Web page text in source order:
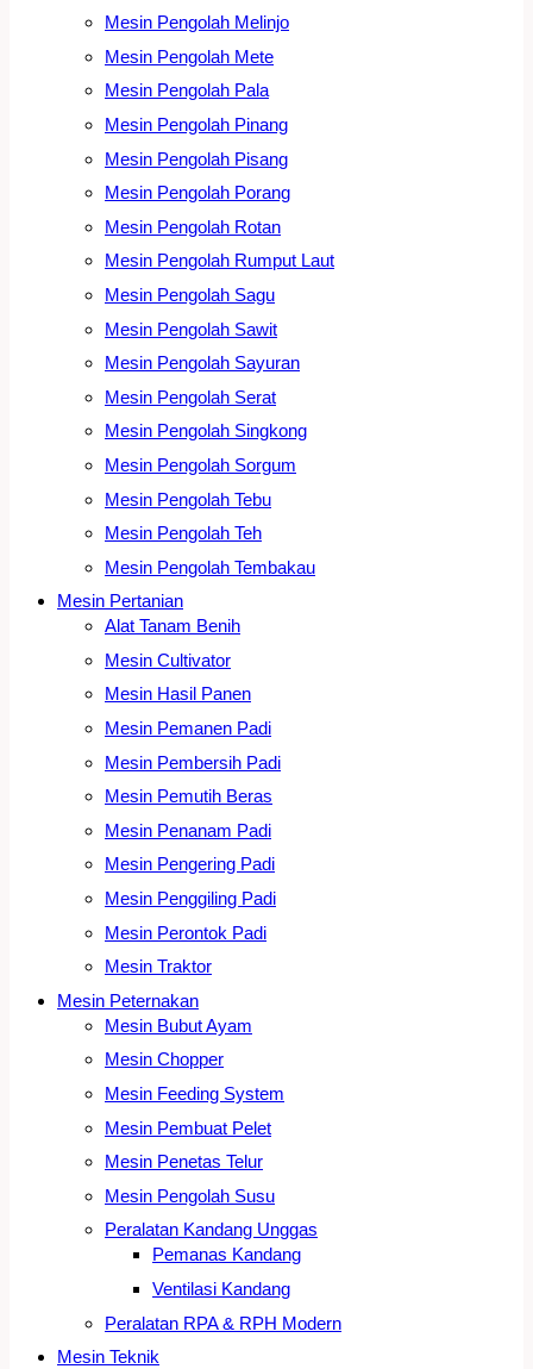
Mesin Pengolah Melinjo
Mesin Pengolah Mete
Mesin Pengolah Pala
Mesin Pengolah Pinang
Mesin Pengolah Pisang
Mesin Pengolah Porang
Mesin Pengolah Rotan
Mesin Pengolah Rumput Laut
Mesin Pengolah Sagu
Mesin Pengolah Sawit
Mesin Pengolah Sayuran
Mesin Pengolah Serat
Mesin Pengolah Singkong
Mesin Pengolah Sorgum
Mesin Pengolah Tebu
Mesin Pengolah Teh
Mesin Pengolah Tembakau
Mesin Pertanian
Alat Tanam Benih
Mesin Cultivator
Mesin Hasil Panen
Mesin Pemanen Padi
Mesin Pembersih Padi
Mesin Pemutih Beras
Mesin Penanam Padi
Mesin Pengering Padi
Mesin Penggiling Padi
Mesin Perontok Padi
Mesin Traktor
Mesin Peternakan
Mesin Bubut Ayam
Mesin Chopper
Mesin Feeding System
Mesin Pembuat Pelet
Mesin Penetas Telur
Mesin Pengolah Susu
Peralatan Kandang Unggas
Pemanas Kandang
Ventilasi Kandang
Peralatan RPA & RPH Modern
Mesin Teknik